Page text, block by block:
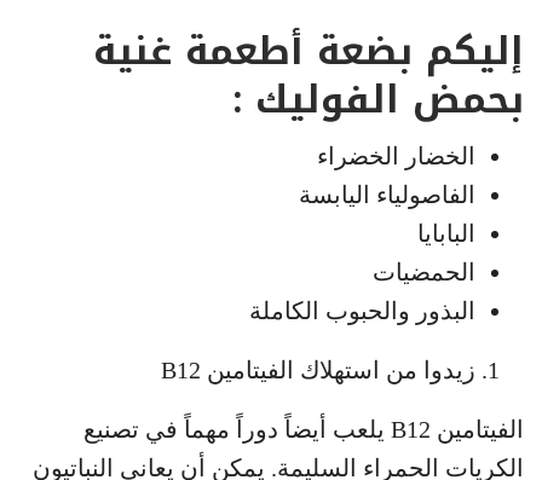
إليكم بضعة أطعمة غنية
بحمض الفوليك :
الخضار الخضراء
الفاصولياء اليابسة
البابايا
الحمضيات
البذور والحبوب الكاملة
زيدوا من استهلاك الفيتامين B12
الفيتامين B12 يلعب أيضاً دوراً مهماً في تصنيع
الكريات الحمراء السليمة. يمكن أن يعاني النباتيون